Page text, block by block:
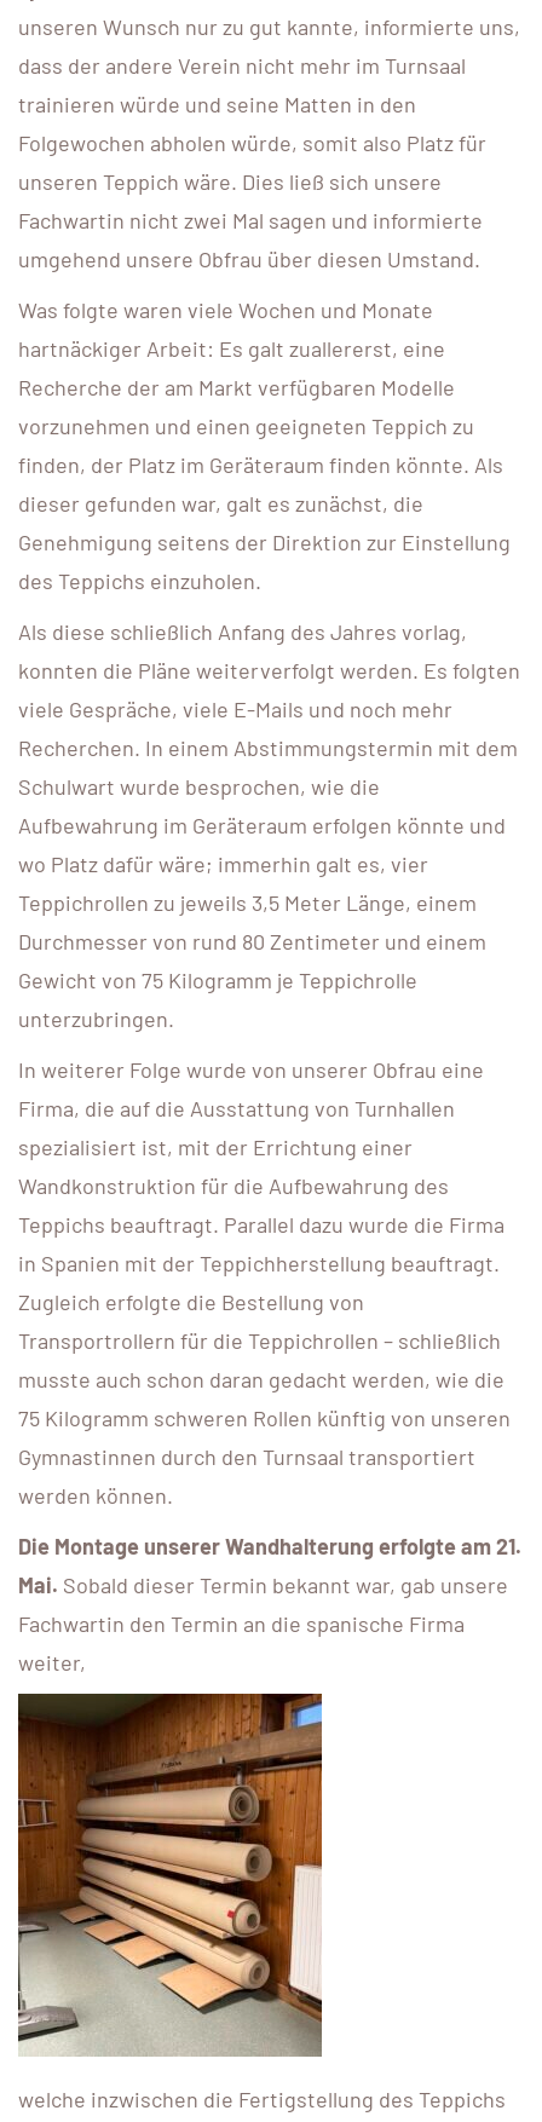
unseren Wunsch nur zu gut kannte, informierte uns,
dass der andere Verein nicht mehr im Turnsaal
trainieren würde und seine Matten in den
Folgewochen abholen würde, somit also Platz für
unseren Teppich wäre. Dies ließ sich unsere
Fachwartin nicht zwei Mal sagen und informierte
umgehend unsere Obfrau über diesen Umstand.
Was folgte waren viele Wochen und Monate
hartnäckiger Arbeit: Es galt zuallererst, eine
Recherche der am Markt verfügbaren Modelle
vorzunehmen und einen geeigneten Teppich zu
finden, der Platz im Geräteraum finden könnte. Als
dieser gefunden war, galt es zunächst, die
Genehmigung seitens der Direktion zur Einstellung
des Teppichs einzuholen.
Als diese schließlich Anfang des Jahres vorlag,
konnten die Pläne weiterverfolgt werden. Es folgten
viele Gespräche, viele E-Mails und noch mehr
Recherchen. In einem Abstimmungstermin mit dem
Schulwart wurde besprochen, wie die
Aufbewahrung im Geräteraum erfolgen könnte und
wo Platz dafür wäre; immerhin galt es, vier
Teppichrollen zu jeweils 3,5 Meter Länge, einem
Durchmesser von rund 80 Zentimeter und einem
Gewicht von 75 Kilogramm je Teppichrolle
unterzubringen.
In weiterer Folge wurde von unserer Obfrau eine
Firma, die auf die Ausstattung von Turnhallen
spezialisiert ist, mit der Errichtung einer
Wandkonstruktion für die Aufbewahrung des
Teppichs beauftragt. Parallel dazu wurde die Firma
in Spanien mit der Teppichherstellung beauftragt.
Zugleich erfolgte die Bestellung von
Transportrollern für die Teppichrollen – schließlich
musste auch schon daran gedacht werden, wie die
75 Kilogramm schweren Rollen künftig von unseren
Gymnastinnen durch den Turnsaal transportiert
werden können.
Die Montage unserer Wandhalterung erfolgte am 21.
Mai. Sobald dieser Termin bekannt war, gab unsere
Fachwartin den Termin an die spanische Firma
weiter,
welche inzwischen die Fertigstellung des Teppichs